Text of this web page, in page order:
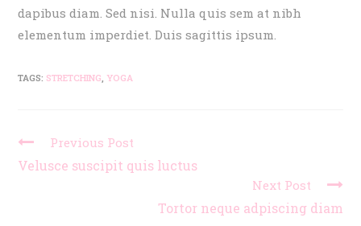
dapibus diam. Sed nisi. Nulla quis sem at nibh
elementum imperdiet. Duis sagittis ipsum.
TAGS: STRETCHING YOGA
Previous Post
Velusce suscipit quis luctus
Next Post
Tortor neque adpiscing diam